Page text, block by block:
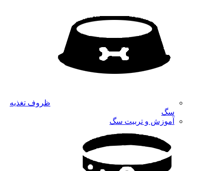
ظروف تغذیه
سگ
آموزش و تربیت سگ